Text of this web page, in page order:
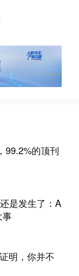
99.2%的顶刊
是发生了：A
事
明，你并不